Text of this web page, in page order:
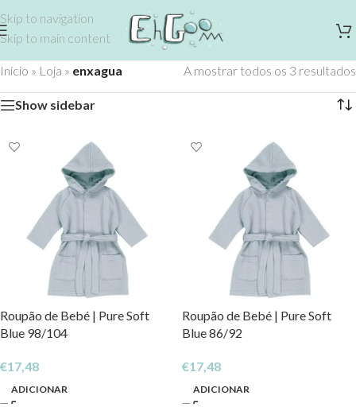
Skip to navigation
Skip to main content
Início » Loja » enxagua A mostrar todos os 3 resultados
Show sidebar
Roupão de Bebé | Pure Soft
Blue 98/104
€17,48
ADICIONAR
Roupão de Bebé | Pure Soft
Blue 86/92
€17,48
ADICIONAR